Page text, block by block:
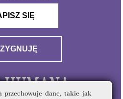
SIĘ
przechowuje dane, takie jak